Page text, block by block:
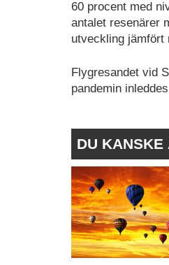
60 procent med
antalet resenärer
utveckling jämfört
Flygresandet vid
pandemin
DU KANSKE